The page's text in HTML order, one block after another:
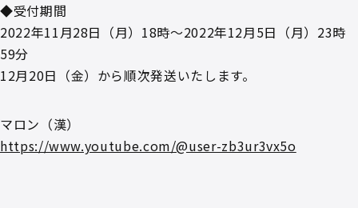
◆受付期間
2022年11月28日（月）18時～2022年12月5日（月）23時
59分
12月20日（金）から順次発送いたします。
マロン（漢）
https://www.youtube.com/@user-zb3ur3vx5o